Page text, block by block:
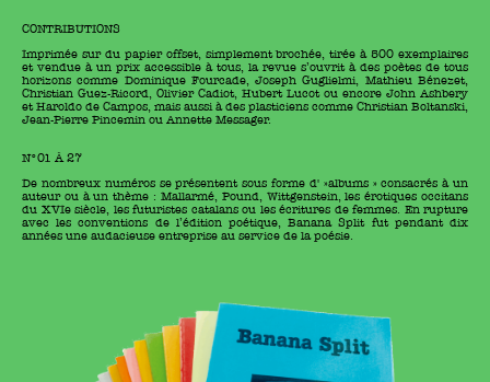
CONTRIBUTIONS
Imprimée sur du papier offset, simplement brochée, tirée à 500 exemplaires
et vendue à un prix accessible à tous, la revue s’ouvrit à des poètes de tous
horizons comme Dominique Fourcade, Joseph Guglielmi, Mathieu Bénezet,
Christian Guez-Ricord, Olivier Cadiot, Hubert Lucot ou encore John Ashbery
et Haroldo de Campos, mais aussi à des plasticiens comme Christian Boltanski,
Jean-Pierre Pincemin ou Annette Messager.
N°01 À 27
De nombreux numéros se présentent sous forme d' »albums » consacrés à un
auteur ou à un thème : Mallarmé, Pound, Wittgenstein, les érotiques occitans
du XVIe siècle, les futuristes catalans ou les écritures de femmes. En rupture
avec les conventions de l’édition poétique, Banana Split fut pendant dix
années une audacieuse entreprise au service de la poésie.